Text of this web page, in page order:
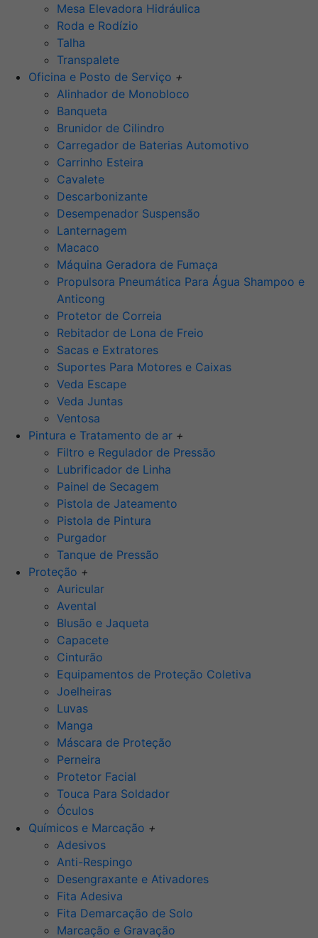
Mesa Elevadora Hidráulica
Roda e Rodízio
Talha
Transpalete
Oficina e Posto de Serviço +
Alinhador de Monobloco
Banqueta
Brunidor de Cilindro
Carregador de Baterias Automotivo
Carrinho Esteira
Cavalete
Descarbonizante
Desempenador Suspensão
Lanternagem
Macaco
Máquina Geradora de Fumaça
Propulsora Pneumática Para Água Shampoo e
Anticong
Protetor de Correia
Rebitador de Lona de Freio
Sacas e Extratores
Suportes Para Motores e Caixas
Veda Escape
Veda Juntas
Ventosa
Pintura e Tratamento de ar +
Filtro e Regulador de Pressão
Lubrificador de Linha
Painel de Secagem
Pistola de Jateamento
Pistola de Pintura
Purgador
Tanque de Pressão
Proteção +
Auricular
Avental
Blusão e Jaqueta
Capacete
Cinturão
Equipamentos de Proteção Coletiva
Joelheiras
Luvas
Manga
Máscara de Proteção
Perneira
Protetor Facial
Touca Para Soldador
Óculos
Químicos e Marcação +
Adesivos
Anti-Respingo
Desengraxante e Ativadores
Fita Adesiva
Fita Demarcação de Solo
Marcação e Gravação